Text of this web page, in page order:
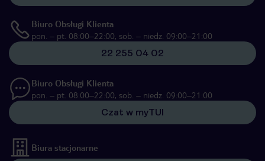
Biuro Obsługi Klienta
pon. – pt. 08:00–22:00, sob. – niedz. 09:00–21:00
22 255 04 02
Biuro Obsługi Klienta
pon. – pt. 08:00–22:00, sob. – niedz. 09:00–21:00
Czat w myTUI
Biura stacjonarne